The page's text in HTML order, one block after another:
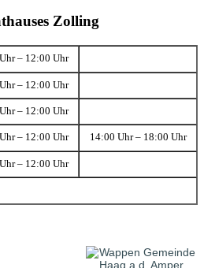
Zolling
– 12:00 Uhr
– 12:00 Uhr
– 12:00 Uhr
– 12:00 Uhr 14:00 Uhr – 18:00 Uhr
– 12:00 Uhr